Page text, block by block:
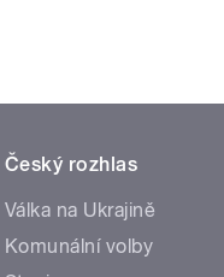
Český rozhlas
Válka na Ukrajině
Komunální volby